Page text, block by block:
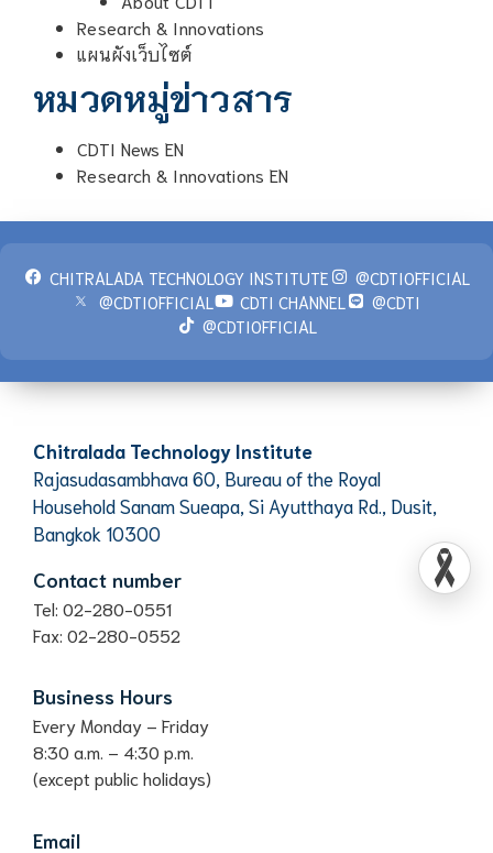
Research & Innovations
แผนผังเว็บไซต์
หมวดหมู่ข่าวสาร
CDTI News EN
Research & Innovations EN
CHITRALADA TECHNOLOGY INSTITUTE
@CDTIOFFICIAL
@CDTIOFFICIAL
CDTI CHANNEL
@CDTI
@CDTIOFFICIAL
Chitralada Technology Institute
Rajasudasambhava 60, Bureau of the Royal
Household Sanam Sueapa, Si Ayutthaya Rd., Dusit,
Bangkok 10300
Contact number
Tel: 02-280-0551
Fax: 02-280-0552
Business Hours
Every Monday – Friday
8:30 a.m. – 4:30 p.m.
(except public holidays)
Email